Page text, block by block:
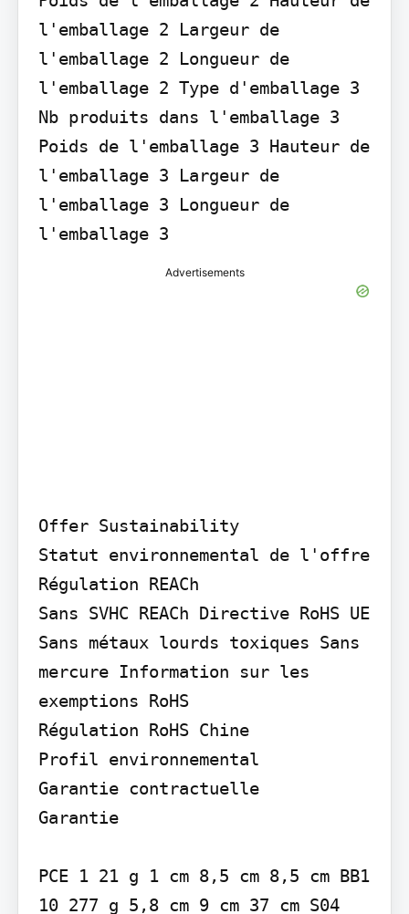
l'emballage 2 Largeur de
l'emballage 2 Longueur de
l'emballage 2 Type d'emballage 3
Nb produits dans l'emballage 3
Poids de l'emballage 3 Hauteur de
l'emballage 3 Largeur de
l'emballage 3 Longueur de
l'emballage 3
Advertisements
Offer Sustainability
Statut environnemental de l'offre
Régulation REACh
Sans SVHC REACh Directive RoHS UE
Sans métaux lourds toxiques Sans
mercure Information sur les
exemptions RoHS
Régulation RoHS Chine
Profil environnemental
Garantie contractuelle
Garantie
PCE 1 21 g 1 cm 8,5 cm 8,5 cm BB1
10 277 g 5,8 cm 9 cm 37 cm S04